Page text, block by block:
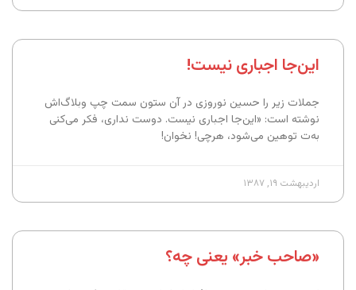
این‌جا اجباری نیست!
جملات زیر را حسین نوروزی در آن ستون سمت چپ وبلاگ‌اش
نوشته است: «این‌جا اجباری نیست. دوست‌ نداری، فکر می‌کنی
به‌ت توهین می‌شود، هرچی! نخوان!
اردیبهشت ۱۹, ۱۳۸۷
«صاحب خبر» یعنی چه؟